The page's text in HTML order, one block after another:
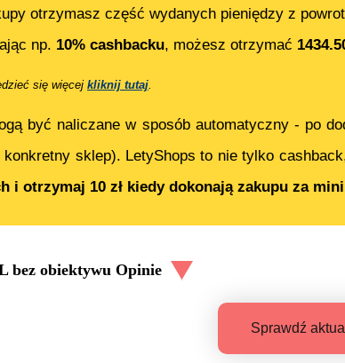
otrzymasz część wydanych pieniędzy z
np. 10% cashbacku, możesz otrzymać
się więcej kliknij tutaj.
być naliczane w sposób automatyczny - po
sklep). LetyShops to nie tylko
i otrzymaj 10 zł kiedy dokonają zakupu za
bez obiektywu Opinie
Sprawdź